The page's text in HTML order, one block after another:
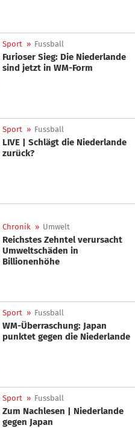
Sport » Fussball
Furioser Sieg: Die Niederlande
sind jetzt in WM-Form
Sport » Fussball
LIVE | Schlägt die Niederlande
zurück?
Chronik » Umwelt
Reichstes Zehntel verursacht
Umweltschäden in
Billionenhöhe
Sport » Fussball
WM-Überraschung: Japan
punktet gegen die Niederlande
Sport » Fussball
Zum Nachlesen | Niederlande
gegen Japan